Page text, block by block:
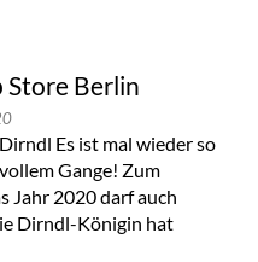
Store Berlin
Es ist mal wieder so
Gange! Zum
Jahr 2020 darf auch
Dirndl-Königin hat
Store Berlin“